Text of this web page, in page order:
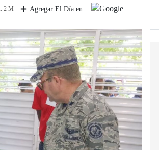
2 M Agregar El Día en